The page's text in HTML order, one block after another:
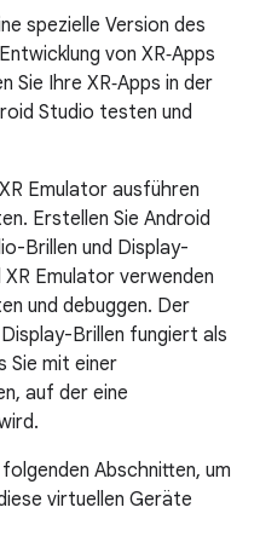
spezielle Version des
von XR‑Apps
Sie Ihre XR‑Apps in der
Studio testen und
Emulator ausführen
Erstellen Sie Android
Brillen und Display-
Emulator verwenden
und debuggen. Der
Brillen fungiert als
Sie mit einer
auf der eine
Abschnitten, um
virtuellen Geräte